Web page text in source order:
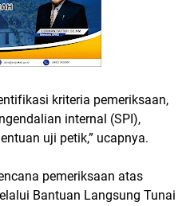
kriteria pemeriksaan,
internal (SPI),
uji petik,” ucapnya.
pemeriksaan atas
Bantuan Langsung Tunai